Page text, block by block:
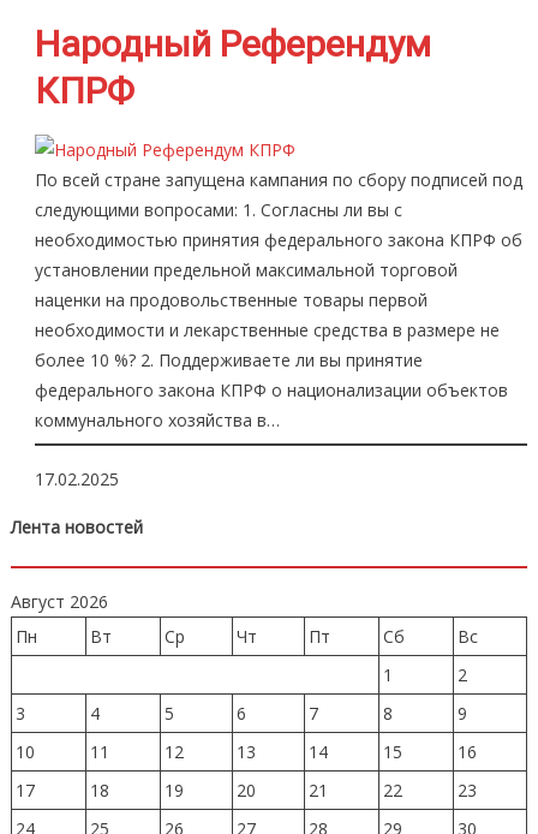
Народный Референдум
КПРФ
По всей стране запущена кампания по сбору подписей под
следующими вопросами: 1. Согласны ли вы с
необходимостью принятия федерального закона КПРФ об
установлении предельной максимальной торговой
наценки на продовольственные товары первой
необходимости и лекарственные средства в размере не
более 10 %? 2. Поддерживаете ли вы принятие
федерального закона КПРФ о национализации объектов
коммунального хозяйства в…
17.02.2025
Лента новостей
Август 2026
Пн
Вт Ср Чт Пт Сб
Вс
1
2
3
4 5 6 7 8
9
10
11 12 13 14 15
16
17
18 19 20 21 22
23
24
25 26 27 28 29
30